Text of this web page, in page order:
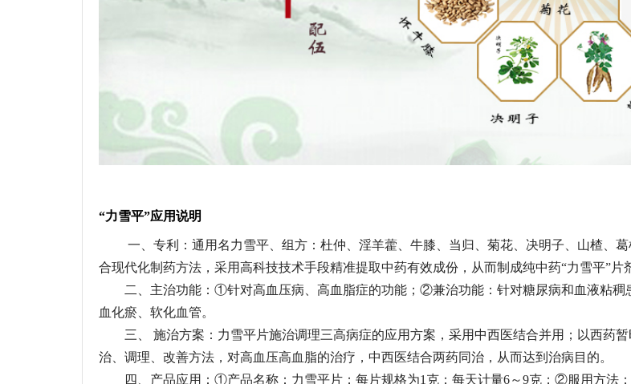
“力雪平”应用说明
一、专利：通用名力雪平、组方：杜仲、淫羊藿、牛膝、当归、菊花、决明子、山楂、葛
合现代化制药方法，采用高科技技术手段精准提取中药有效成份，从而制成纯中药“力雪平”片
二、主治功能：①针对高血压病、高血脂症的功能；②兼治功能：针对糖尿病和血液粘稠
血化瘀、软化血管。
三、 施治方案：力雪平片施治调理三高病症的应用方案，采用中西医结合并用；以西药
治、调理、改善方法，对高血压高血脂的治疗，中西医结合两药同治，从而达到治病目的。
四、产品应用：①产品名称：力雪平片；每片规格为1克；每天计量6～9克；②服用方法：